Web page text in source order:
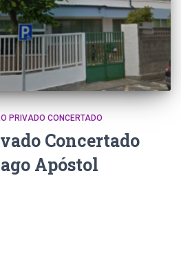
PRIVADO CONCERTADO
Concertado
Apóstol